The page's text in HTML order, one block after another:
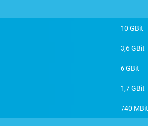
10 GBit
3,6 GBit
6 GBit
1,7 GBit
740 MBit